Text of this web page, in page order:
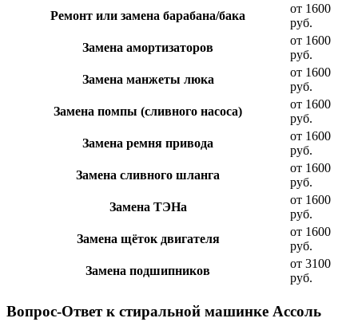
Ремонт или замена барабана/бака
от 1600
руб.
Замена амортизаторов
от 1600
руб.
Замена манжеты люка
от 1600
руб.
Замена помпы (сливного насоса)
от 1600
руб.
Замена ремня привода
от 1600
руб.
Замена сливного шланга
от 1600
руб.
Замена ТЭНа
от 1600
руб.
Замена щёток двигателя
от 1600
руб.
Замена подшипников
от 3100
руб.
Вопрос-Ответ к стиральной машинке Ассоль